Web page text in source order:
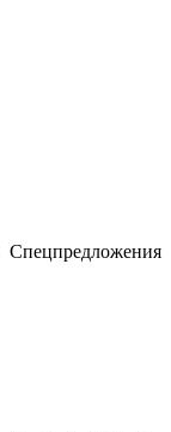
Спецпредложения